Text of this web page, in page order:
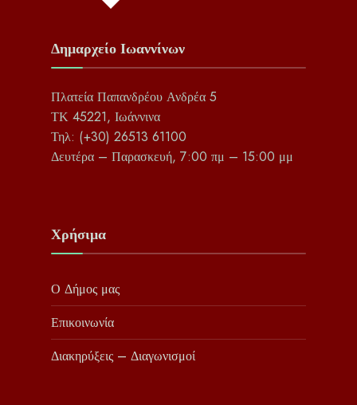
Δημαρχείο Ιωαννίνων
Πλατεία Παπανδρέου Ανδρέα 5
ΤΚ 45221, Ιωάννινα
Τηλ: (+30) 26513 61100
Δευτέρα – Παρασκευή, 7:00 πμ – 15:00 μμ
Χρήσιμα
Ο Δήμος μας
Επικοινωνία
Διακηρύξεις – Διαγωνισμοί